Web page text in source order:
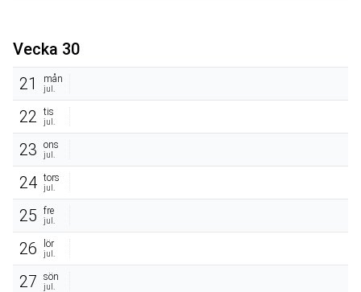
Vecka 30
21
mån
jul.
22 tis
jul.
23 ons
jul.
24 tors
jul.
25 fre
jul.
26 lör
jul.
27 sön
jul.